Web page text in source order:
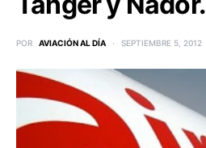
POR AVIACIÓN AL DÍA SEPTIEMBRE 5, 2012